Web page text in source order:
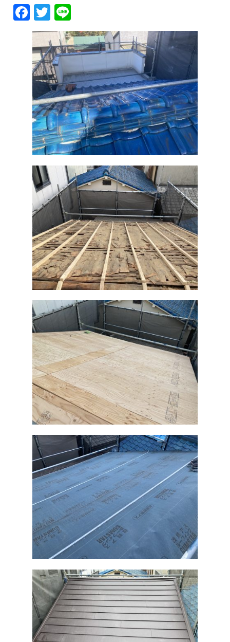
F
a
c
e
b
o
o
k
T
w
itt
er
n
e